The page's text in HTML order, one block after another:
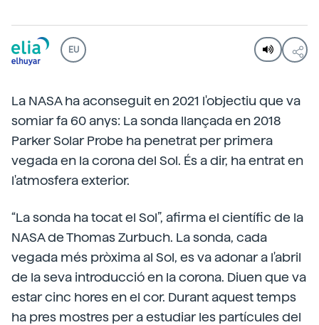
EU
La NASA ha aconseguit en 2021 l'objectiu que va
somiar fa 60 anys: La sonda llançada en 2018
Parker Solar Probe ha penetrat per primera
vegada en la corona del Sol. És a dir, ha entrat en
l'atmosfera exterior.
“La sonda ha tocat el Sol”, afirma el científic de la
NASA de Thomas Zurbuch. La sonda, cada
vegada més pròxima al Sol, es va adonar a l'abril
de la seva introducció en la corona. Diuen que va
estar cinc hores en el cor. Durant aquest temps
ha pres mostres per a estudiar les partícules del